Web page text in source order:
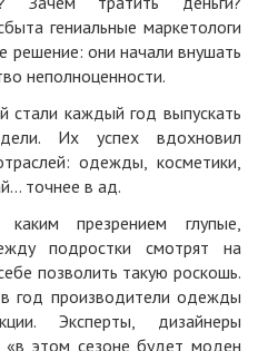
гениальные маркетологи
решение: они начали внушать
неполноценности.
стали каждый год выпускать
Их успех вдохновил
одежды, косметики,
точнее в ад.
презрением глупые,
подростки смотрят на
позволить такую роскошь.
год производители одежды
Эксперты, дизайнеры
этом сезоне будет моден